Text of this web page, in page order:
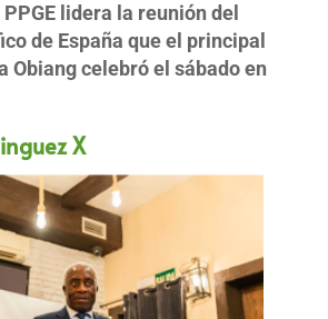
lidera la reunión del
de España que el principal
Obiang celebró el sábado en
X